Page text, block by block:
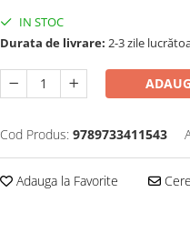
IN STOC
Durata de livrare: 2-3 zile
Cod Produs: 9789733411543
Adauga la Favorite